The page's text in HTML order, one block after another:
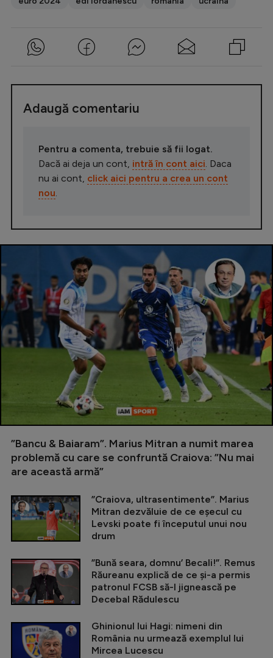
Adaugă comentariu
Pentru a comenta, trebuie să fii logat.
Dacă ai deja un cont, intră în cont aici . Daca
nu ai cont, click aici pentru a crea un cont
nou
”Bancu & Baiaram”. Marius Mitran a numit marea
problemă cu care se confruntă Craiova: ”Nu mai
are această armă”
”Craiova, ultrasentimente”. Marius
Mitran dezvăluie de ce eșecul cu
Levski poate fi începutul unui nou
drum
”Bună seara, domnu’ Becali!”. Remus
Răureanu explică de ce și-a permis
patronul FCSB să-l jignească pe
Decebal Rădulescu
Ghinionul lui Hagi: nimeni din
România nu urmează exemplul lui
Mircea Lucescu